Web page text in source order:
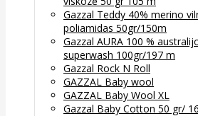
Gazzal Teddy 40% merino
poliamidas 50gr/150m
Gazzal AURA 100 %
superwash 100gr/197 m
Gazzal Rock N Roll
GAZZAL Baby wool
GAZZAL Baby Wool XL
Gazzal Baby Cotton 50 gr/